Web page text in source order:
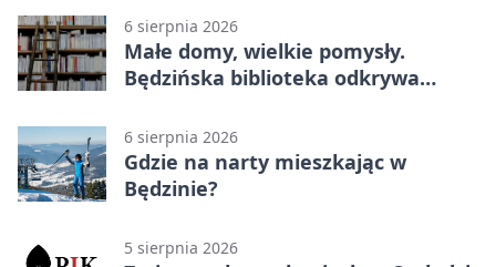
6 sierpnia 2026
Małe domy, wielkie pomysły.
Będzińska biblioteka odkrywa
6 sierpnia 2026
Gdzie na narty mieszkając w
Będzinie?
5 sierpnia 2026